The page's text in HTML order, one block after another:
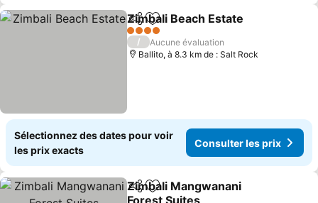
PartagerAjouter à mes favoris
Zimbali Beach Estate
4 Étoiles
/
Aucune évaluation
Ballito, à 8.3 km de : Salt Rock
Sélectionnez des dates pour voir
les prix exacts
Consulter les prix
PartagerAjouter à mes favoris
Zimbali Mangwanani
Forest Suites